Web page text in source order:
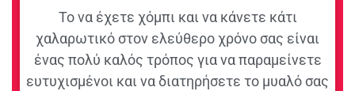
Το να έχετε χόμπι και να κάνετε κάτι
χαλαρωτικό στον ελεύθερο χρόνο σας είναι
ένας πολύ καλός τρόπος για να παραμείνετε
ευτυχισμένοι και να διατηρήσετε το μυαλό σας